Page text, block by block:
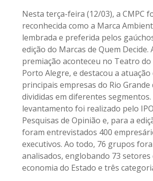
Nesta terça-feira (12/03), a CMPC
reconhecida como a Marca
lembrada e preferida pelos
edição do Marcas de Quem Decide.
premiação aconteceu no Teatro do
Porto Alegre, e destacou a atuação
principais empresas do Rio Grande
divididas em diferentes segmentos.
levantamento foi realizado pelo
Pesquisas de Opinião e, para a
foram entrevistados 400
executivos. Ao todo, 76 grupos
analisados, englobando 73 setores
economia do Estado e três